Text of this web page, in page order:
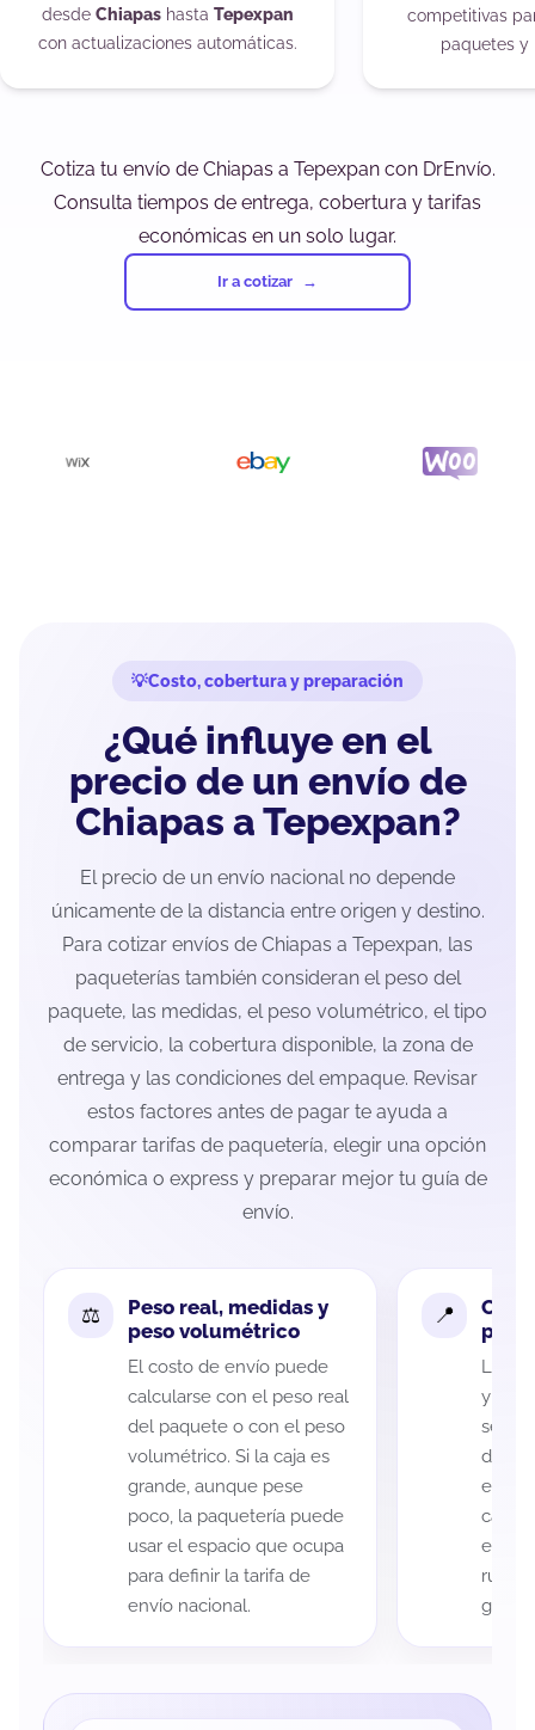
desde Chiapashasta Tepexpan
con actualizaciones automáticas.
competitivas
paquetes y
Cotiza tu envío de Chiapas a Tepexpan con DrEnvío.
Consulta tiempos de entrega, cobertura y tarifas
económicas en un solo lugar.
Ir a cotizar
Costo, cobertura y preparación
¿Qué influye en el
precio de un envío de
Chiapas a Tepexpan?
El precio de un envío nacional no depende
únicamente de la distancia entre origen y destino.
Para cotizar envíos de Chiapas a Tepexpan, las
paqueterías también consideran el peso del
paquete, las medidas, el peso volumétrico, el tipo
de servicio, la cobertura disponible, la zona de
entrega y las condiciones del empaque. Revisar
estos factores antes de pagar te ayuda a
comparar tarifas de paquetería, elegir una opción
económica o express y preparar mejor tu guía de
envío.
Peso real, medidas y
peso volumétrico
El costo de envío puede
calcularse con el peso real
del paquete o con el peso
volumétrico. Si la caja es
grande, aunque pese
poco, la paquetería puede
usar el espacio que ocupa
para definir la tarifa de
envío nacional.
La
y
de
cada
es
ruta
guía